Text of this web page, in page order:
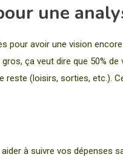
une
pour avoir une vision
gros, ça veut dire que 50%
reste (loisirs, sorties, etc.).
à suivre vos dépenses